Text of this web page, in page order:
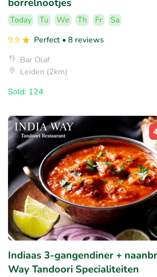
borrelnootjes
Today Tu We Th Fr
Sa
9.9
Perfect • 8 reviews
Bar Olaf
Leiden (2km)
Sold: 124
Indiaas 3-gangendiner +
Way Tandoori Specialiteiten